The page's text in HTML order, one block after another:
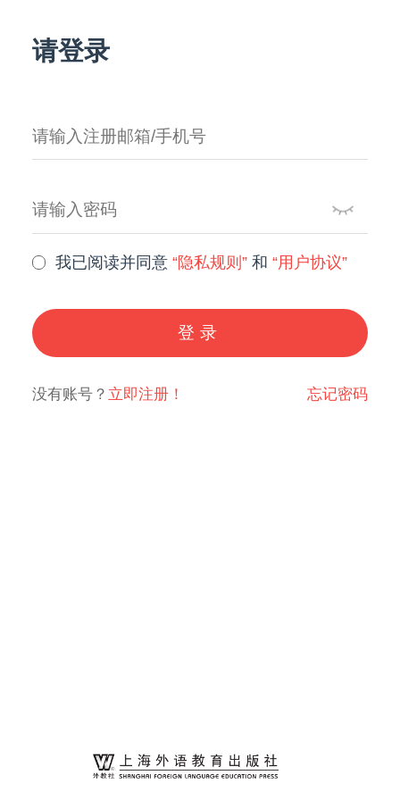
请登录
我已阅读并同意“隐私规则” 和“用户协议”
登录
没有账号？ 立即注册！ 忘记密码